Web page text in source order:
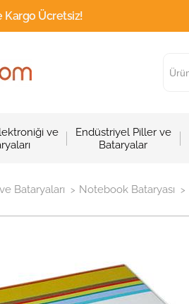
Kargo Ücretsiz!
ve
Endüstriyel Piller ve
Bataryalar
Bataryaları > Notebook Bataryası >